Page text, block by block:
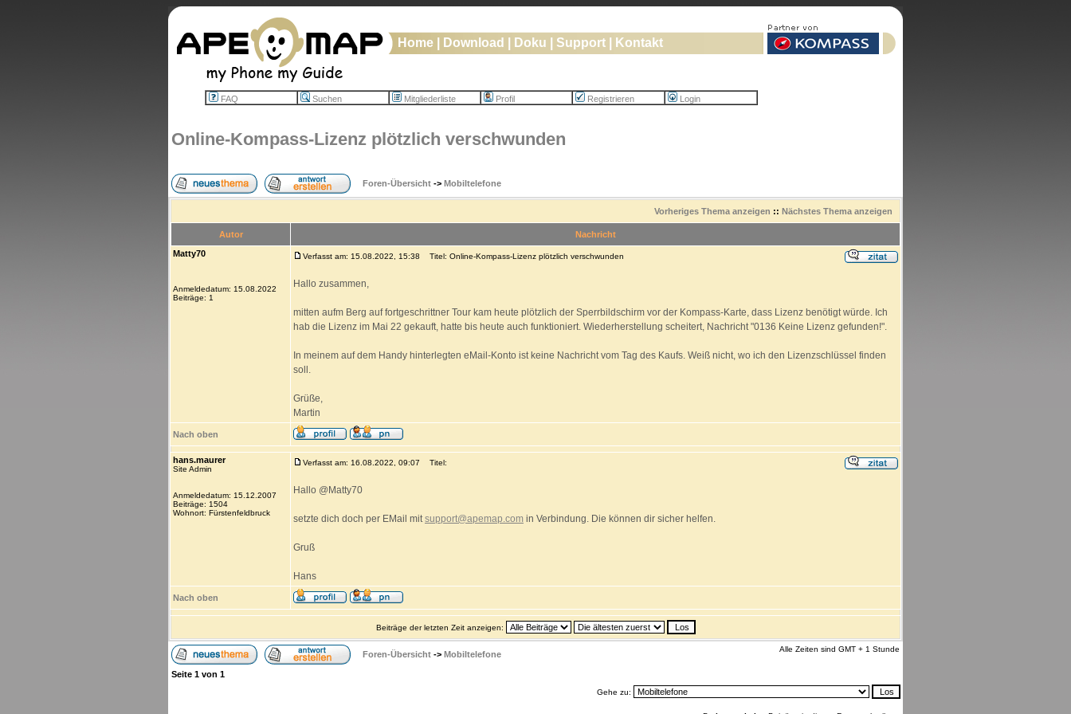
Home Download Doku Support Kontakt
FAQ Suchen Mitgliederliste Profil Registrieren Login
Online-Kompass-Lizenz plötzlich verschwunden
Foren-Übersicht -> Mobiltelefone
Vorheriges Thema anzeigen :: Nächstes Thema anzeigen
Autor
Nachricht
Matty70
Anmeldedatum: 15.08.2022
Beiträge: 1
Verfasst am: 15.08.2022, 15:38 Titel: Online-Kompass-Lizenz plötzlich verschwunden
Hallo zusammen,
mitten aufm Berg auf fortgeschrittner Tour kam heute plötzlich der Sperrbildschirm vor der Kompass-Karte, dass Lizenz benötigt würde. Ich
hab die Lizenz im Mai 22 gekauft, hatte bis heute auch funktioniert. Wiederherstellung scheitert, Nachricht "0136 Keine Lizenz gefunden!".
In meinem auf dem Handy hinterlegten eMail-Konto ist keine Nachricht vom Tag des Kaufs. Weiß nicht, wo ich den Lizenzschlüssel finden
soll.
Grüße,
Martin
Nach oben
hans.maurer
Site Admin
Anmeldedatum: 15.12.2007
Beiträge: 1504
Wohnort: Fürstenfeldbruck
Verfasst am: 16.08.2022, 09:07 Titel:
Hallo @Matty70
setzte dich doch per EMail mitsupport@apemap.com in Verbindung. Die können dir sicher helfen.
Gruß
Hans
Nach oben
Beiträge der letzten Zeit anzeigen:
Foren-Übersicht -> Mobiltelefone
Alle Zeiten sind GMT + 1 Stunde
Seite 1 von 1
Gehe zu: